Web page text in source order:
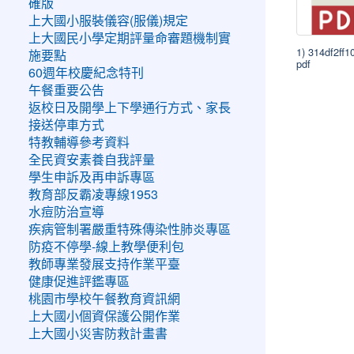
1)
pdf
確版
上大國小服裝儀容(服儀)規定
上大國民小學定期評量命審題機制實
施要點
60週年校慶紀念特刊
午餐重要公告
返校日及開學上下學通行方式、家長
接送停車方式
特教輔導參考資料
全民資安素養自我評量
學生申訴及再申訴專區
教育部反霸凌專線1953
水痘防治宣導
疾病管制署嚴重特殊傳染性肺炎專區
防疫不停學-線上教學便利包
教師專業發展支持作業平臺
健康促進評鑑專區
桃園市學校午餐教育資訊網
上大國小個資保護公開作業
上大國小災害防救計畫書